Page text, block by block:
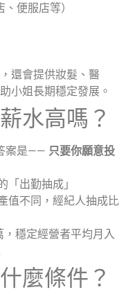
便服店等）
還會提供妝髮、醫
小姐長期穩定發展。
水高嗎？
案是—— 只要你願意投
「出勤抽成」
值不同，經紀人抽成比
，穩定經營者平均月入
麼條件？